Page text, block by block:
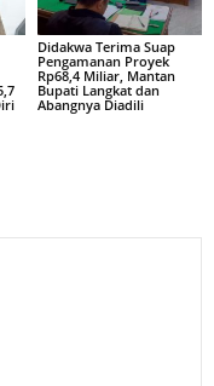
Didakwa Terima Suap
Pengamanan Proyek
Rp68,4 Miliar, Mantan
Bupati Langkat dan
Abangnya Diadili